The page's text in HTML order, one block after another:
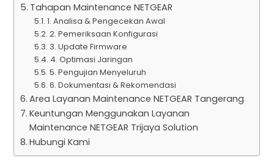
Tahapan Maintenance NETGEAR
1. Analisa & Pengecekan Awal
2. Pemeriksaan Konfigurasi
3. Update Firmware
4. Optimasi Jaringan
5. Pengujian Menyeluruh
6. Dokumentasi & Rekomendasi
Area Layanan Maintenance NETGEAR Tangerang
Keuntungan Menggunakan Layanan
Maintenance NETGEAR Trijaya Solution
Hubungi Kami